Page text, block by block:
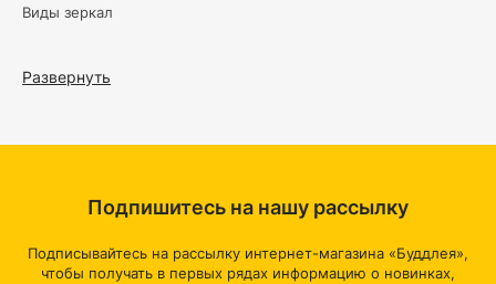
Виды зеркал
вид зеркал, который монтируется на стену. Настенные
Напольные зеркала –это большие зеркала, которые
специальную подставку или быть встроенными в
мебель. Они идеально подходят для просторных
Развернуть
Подпишитесь на нашу рассылку
Подписывайтесь на рассылку интернет-магазина «Буддлея»,
чтобы получать в первых рядах информацию о новинках,